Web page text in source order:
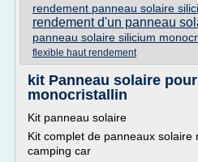
rendement panneau solaire
rendement d'un panneau
panneau solaire silicium
flexible haut rendement
kit Panneau solaire
monocristallin
Kit panneau solaire
Kit complet de panneaux solaire
camping car